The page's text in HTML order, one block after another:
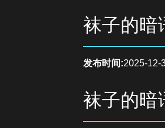
袜子的暗
发布时间:2025-12-
袜子的暗